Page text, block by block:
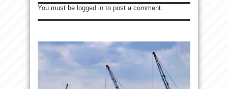
You must be logged in to post a comment.